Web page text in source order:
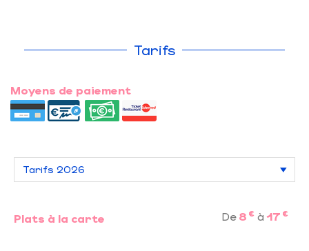
Tarifs
Moyens de paiement
Plats à la carte De 8 € à17 €